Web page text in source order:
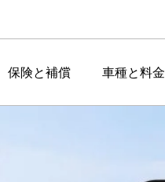
保険と補償 車種と料金